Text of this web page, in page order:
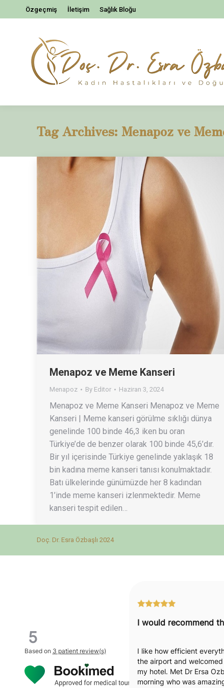
Özgeçmiş İletişim Sağlık Bloğu
Tag Archives: Menapoz ve
Menapoz ve Meme Kanseri
Menapoz By Editor Haziran 3, 2024
Menapoz ve Meme Kanseri Menapoz ve Meme
Kanseri | Meme kanseri görülme sıklığı dünya
genelinde 100 binde 46,3 iken bu oran
Türkiye’de de benzer olarak 100 binde 45,6’dır.
Bir yıl içerisinde Türkiye genelinde yaklaşık 18
bin kadına meme kanseri tanısı konulmaktadır.
Batı ülkelerinde günümüzde her 8 kadından
1’inde meme kanseri izlenmektedir. Meme
kanseri tespit edilen…
Doç. Dr. Esra Özbaşlı 2024
5
Based on 3 patient review(s)
I like how efficient
the airport and
my hotel. Met Dr Ersa
morning who was